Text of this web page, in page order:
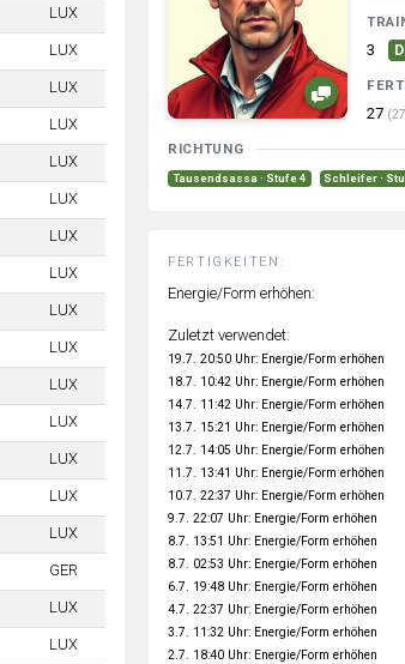
LUX
LUX
LUX
LUX
LUX
LUX
LUX
LUX
LUX
LUX
LUX
LUX
LUX
LUX
LUX
GER
LUX
LUX
3
27
RICHTUNG
Tausendsassa · Stufe 4 Schleifer ·
FERTIGKEITEN:
Energie/Form erhöhen:
Zuletzt verwendet:
19.7. 20:50 Uhr: Energie/Form erhöhen
18.7. 10:42 Uhr: Energie/Form erhöhen
14.7. 11:42 Uhr: Energie/Form erhöhen
13.7. 15:21 Uhr: Energie/Form erhöhen
12.7. 14:05 Uhr: Energie/Form erhöhen
11.7. 13:41 Uhr: Energie/Form erhöhen
10.7. 22:37 Uhr: Energie/Form erhöhen
9.7. 22:07 Uhr: Energie/Form erhöhen
8.7. 13:51 Uhr: Energie/Form erhöhen
8.7. 02:53 Uhr: Energie/Form erhöhen
6.7. 19:48 Uhr: Energie/Form erhöhen
4.7. 22:37 Uhr: Energie/Form erhöhen
3.7. 11:32 Uhr: Energie/Form erhöhen
2.7. 18:40 Uhr: Energie/Form erhöhen